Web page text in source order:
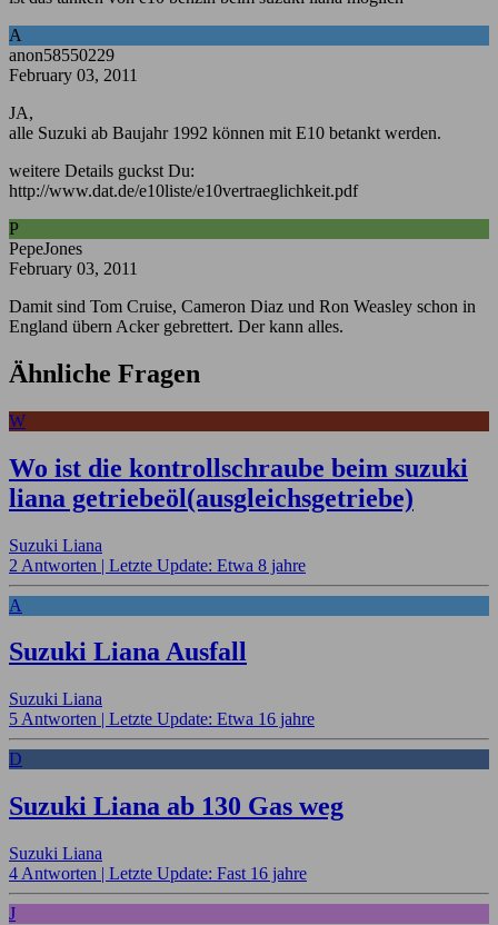
A
anon58550229
February 03, 2011
JA,
alle Suzuki ab Baujahr 1992 können mit E10 betankt werden.
weitere Details guckst Du:
http://www.dat.de/e10liste/e10vertraeglichkeit.pdf
P
PepeJones
February 03, 2011
Damit sind Tom Cruise, Cameron Diaz und Ron Weasley schon in
England übern Acker gebrettert. Der kann alles.
Ähnliche Fragen
W
Wo ist die kontrollschraube beim suzuki
liana getriebeöl(ausgleichsgetriebe)
Suzuki Liana
2 Antworten | Letzte Update: Etwa 8 jahre
A
Suzuki Liana Ausfall
Suzuki Liana
5 Antworten | Letzte Update: Etwa 16 jahre
D
Suzuki Liana ab 130 Gas weg
Suzuki Liana
4 Antworten | Letzte Update: Fast 16 jahre
J